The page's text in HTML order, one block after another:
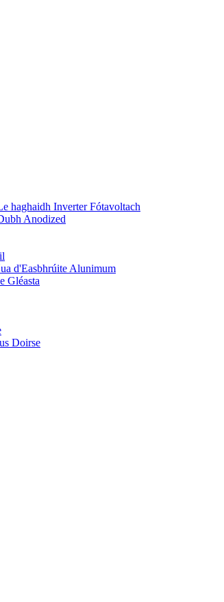
haghaidh Inverter Fótavoltach
Anodized
d'Easbhrúite Alunimum
Gléasta
Doirse